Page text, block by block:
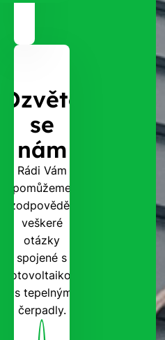
Ozvěte
se
nám
Rádi Vám
pomůžeme
zodpovědět
veškeré
otázky
spojené s
fotovoltaikou
i s tepelnými
čerpadly.